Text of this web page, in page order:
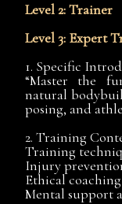
Level 2: Trainer
Level 3: Expert
1. Specific
“Master the
natural
posing, and
2. Training
Training
Injury
Ethical
Mental support